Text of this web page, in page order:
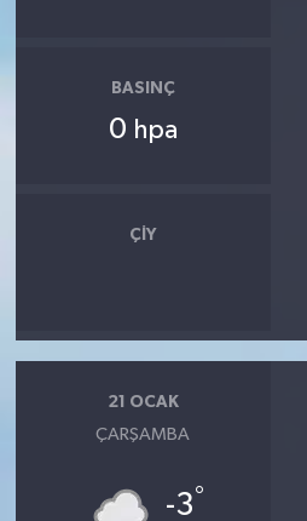
BASINÇ
0 hpa
ÇIY
21 OCAK
ÇARŞAMBA
-3°